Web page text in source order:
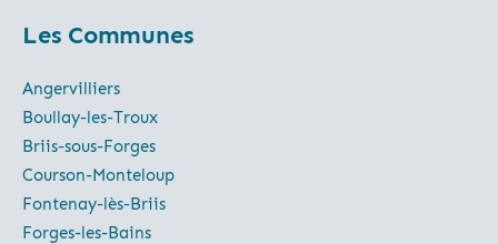
Les Communes
Angervilliers
Boullay-les-Troux
Briis-sous-Forges
Courson-Monteloup
Fontenay-lès-Briis
Forges-les-Bains